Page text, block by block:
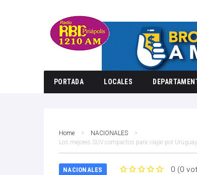
PORTADA LOCALES
Home
NACIONALES
Los mejores SUV compactos para viajar por
NACIONALES 0 (0